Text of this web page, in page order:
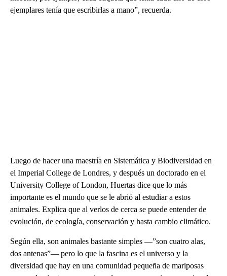
ejemplares tenía que escribirlas a mano”, recuerda.
Luego de hacer una maestría en Sistemática y Biodiversidad en
el Imperial College de Londres, y después un doctorado en el
University College of London, Huertas dice que lo más
importante es el mundo que se le abrió al estudiar a estos
animales. Explica que al verlos de cerca se puede entender de
evolución, de ecología, conservación y hasta cambio climático.
Según ella, son animales bastante simples —”son cuatro alas,
dos antenas”— pero lo que la fascina es el universo y la
diversidad que hay en una comunidad pequeña de mariposas